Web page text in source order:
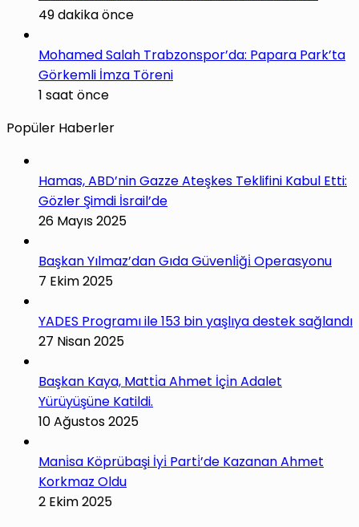
49 dakika önce
Mohamed Salah Trabzonspor’da: Papara Park’ta
Görkemli İmza Töreni
1 saat önce
Popüler Haberler
Hamas, ABD’nin Gazze Ateşkes Teklifini Kabul Etti:
Gözler Şimdi İsrail’de
26 Mayıs 2025
Başkan Yılmaz’dan Gıda Güvenli̇ği̇ Operasyonu
7 Ekim 2025
YADES Programı ile 153 bin yaşlıya destek sağlandı
27 Nisan 2025
Başkan Kaya, Matti̇a Ahmet İçi̇n Adalet
Yürüyüşüne Katildi.
10 Ağustos 2025
Mani̇sa Köprübaşi İyi̇ Parti̇’de Kazanan Ahmet
Korkmaz Oldu
2 Ekim 2025